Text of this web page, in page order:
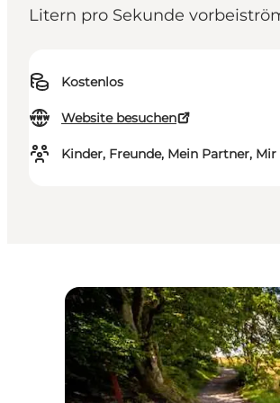
Litern pro Sekunde
Kostenlos
Website besuchen
Kinder, Freunde, Mein Partner,